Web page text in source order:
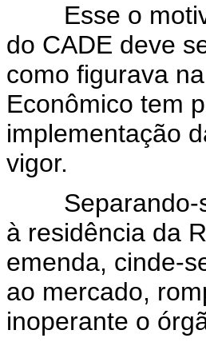
Esse o motivo
do CADE deve
como figurava
Econômico tem
implementação
vigor.
Separando-se
à residência da
emenda, cinde-
ao mercado,
inoperante o